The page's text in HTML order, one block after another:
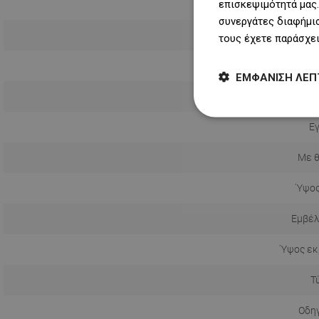
Με
Ύψος
επισκεψιμότητά
συνεργάτες
τους έχετε
ΕΜΦΆΝΙΣΗ